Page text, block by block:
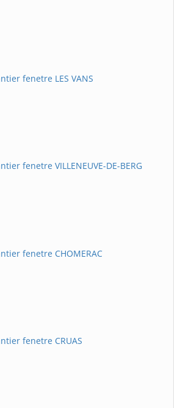
fenetre LES VANS
fenetre VILLENEUVE-DE-BERG
fenetre CHOMERAC
fenetre CRUAS